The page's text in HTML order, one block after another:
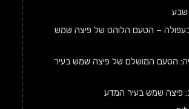
שבע
– הטעם הלוהט של פיצה שמש
הטעם המושלם של פיצה שמש בעיר
פיצה שמש בעיר המדע